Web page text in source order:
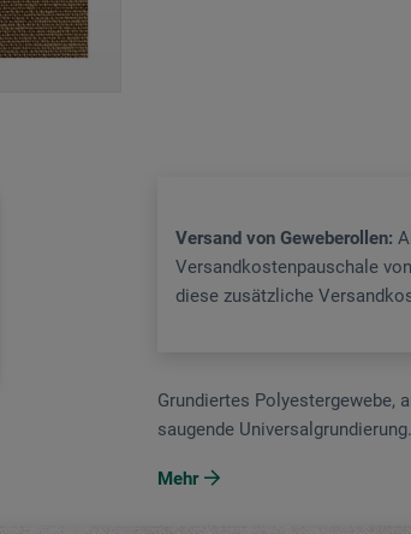
Versand von Geweberollen:
Versandkostenpauschale
diese zusätzliche
Grundiertes Polyestergewebe,
saugende Universalgrundierung.
Mehr